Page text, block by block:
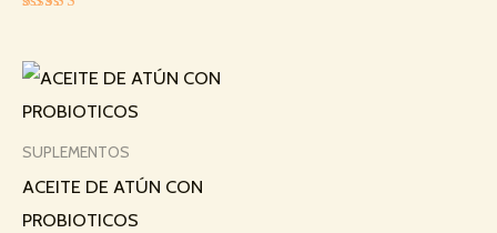
de 5
SUPLEMENTOS
ACEITE DE ATÚN CON
PROBIOTICOS
Rango
precios:
hasta
22.50€